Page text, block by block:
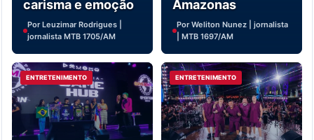
carisma e emoção
Por Leuzimar Rodrigues |
jornalista MTB 1705/AM
Amazonas
Por Weliton Nunez | jornalista
| MTB 1697/AM
ENTRETENIMENTO ENTRETENIMENTO